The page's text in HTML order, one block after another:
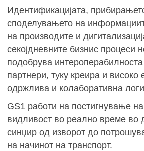
Идентификацијата,
споделувањето на
на производите и
секојдневните бизнис процеси
подобрува интероперабилноста
партнери, туку креира и високо
одржлива и колаборативна
GS1 работи на постигнување
видливост во реално време во
синџир од изворот до
на начинот на транспорт.